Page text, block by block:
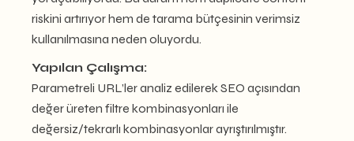
riskini artırıyor hem de tarama bütçesinin verimsiz
kullanılmasına neden oluyordu.
Yapılan Çalışma:
Parametreli URL’ler analiz edilerek SEO açısından
değer üreten filtre kombinasyonları ile
değersiz/tekrarlı kombinasyonlar ayrıştırılmıştır.